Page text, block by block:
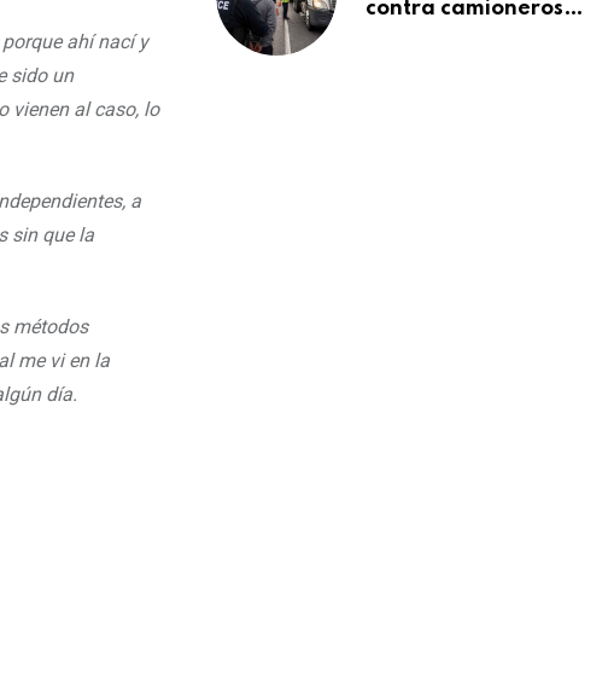
ahí nací y
sido un
vienen al caso, lo
a
sin que la
métodos
me vi en la
día.
contra camioneros